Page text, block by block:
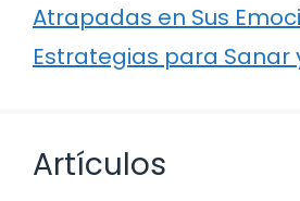
Atrapadas en Sus
Estrategias para Sanar
Artículos